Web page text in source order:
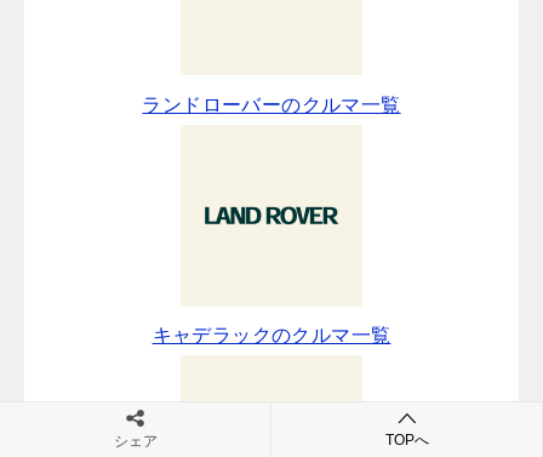
ランドローバーのクルマ一覧
キャデラックのクルマ一覧
シェア TOPへ